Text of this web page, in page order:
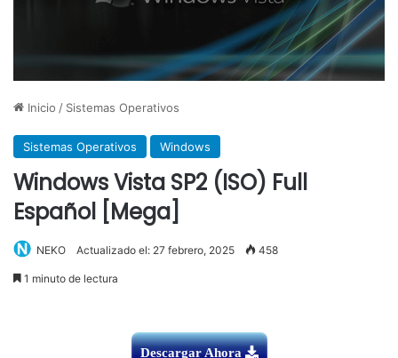
Inicio / Sistemas Operativos
Sistemas Operativos Windows
Windows Vista SP2 (ISO) Full
Español [Mega]
NEKO Actualizado el: 27 febrero, 2025 458
1 minuto de lectura
Descargar Ahora